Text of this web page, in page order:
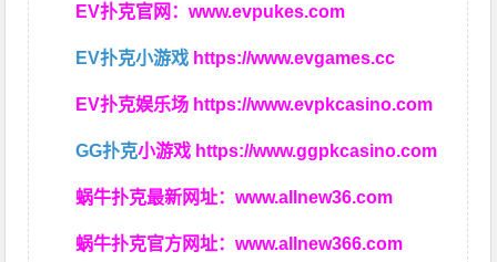
EV扑克官网：www.evpukes.com
EV扑克小游戏 https://www.evgames.cc
EV扑克娱乐场 https://www.evpkcasino.com
GG扑克小游戏 https://www.ggpkcasino.com
蜗牛扑克最新网址：www.allnew36.com
蜗牛扑克官方网址：www.allnew366.com